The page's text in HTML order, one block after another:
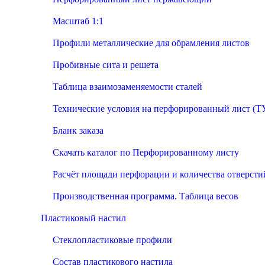
Масштаб 1:1
Профили металлические для обрамления листов
Пробивные сита и решета
Таблица взаимозаменяемости сталей
Технические условия на перфорированный лист
Бланк заказа
Скачать каталог по Перфорированному листу
Расчёт площади перфорации и количества
Производственная программа. Таблица весов
Пластиковый настил
Стеклопластиковые профили
Состав пластикового настила